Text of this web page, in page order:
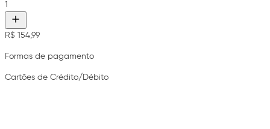
1
R$ 154,99
Formas de pagamento
Cartões de Crédito/Débito